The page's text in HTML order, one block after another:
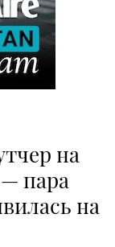
на
— пара
на